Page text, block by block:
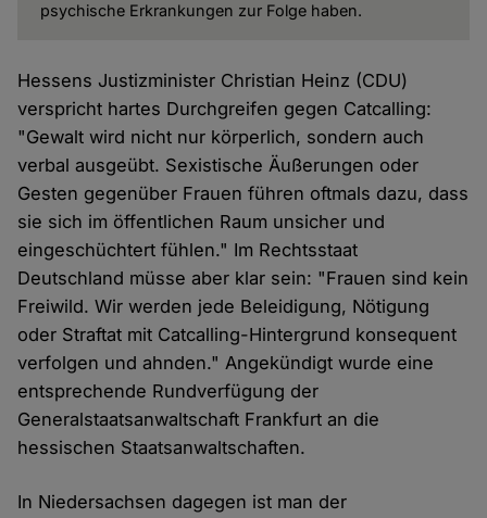
psychische Erkrankungen zur Folge haben.
Hessens Justizminister Christian Heinz (CDU)
verspricht hartes Durchgreifen gegen Catcalling:
"Gewalt wird nicht nur körperlich, sondern auch
verbal ausgeübt. Sexistische Äußerungen oder
Gesten gegenüber Frauen führen oftmals dazu, dass
sie sich im öffentlichen Raum unsicher und
eingeschüchtert fühlen." Im Rechtsstaat
Deutschland müsse aber klar sein: "Frauen sind kein
Freiwild. Wir werden jede Beleidigung, Nötigung
oder Straftat mit Catcalling-Hintergrund konsequent
verfolgen und ahnden." Angekündigt wurde eine
entsprechende Rundverfügung der
Generalstaatsanwaltschaft Frankfurt an die
hessischen Staatsanwaltschaften.
In Niedersachsen dagegen ist man der